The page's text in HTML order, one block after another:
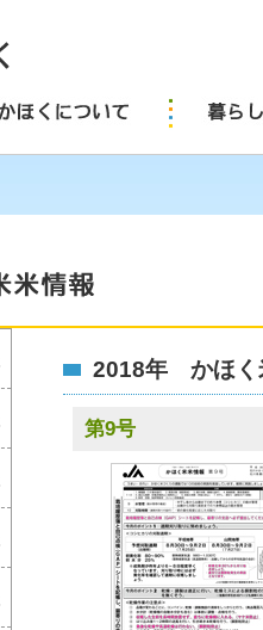
2018年 かほく
第9号